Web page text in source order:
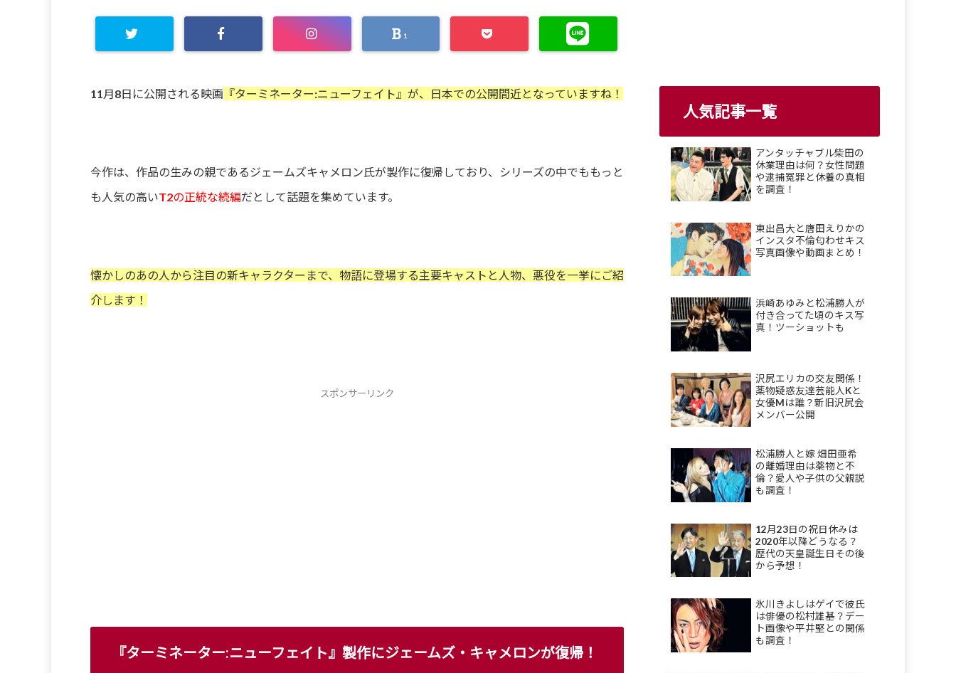
1
11月8日に公開される映画 『ターミネーター:ニューフェイト』が、日本での公開間近となっていますね！
今作は、作品の生みの親であるジェームズキャメロン氏が製作に復帰しており、シリーズの中でももっと
も人気の高いT2の正統な続編だとして話題を集めています。
懐かしのあの人から注目の新キャラクターまで、物語に登場する主要キャストと人物、悪役を一挙にご紹
介します！
スポンサーリンク
『ターミネーター:ニューフェイト』製作にジェームズ・キャメロンが復帰！
人気記事一覧
アンタッチャブル柴田の
休業理由は何？女性問題
や逮捕冤罪と休養の真相
を調査！
東出昌大と唐田えりかの
インスタ不倫匂わせキス
写真画像や動画まとめ！
浜崎あゆみと松浦勝人が
付き合ってた頃のキス写
真！ツーショットも
沢尻エリカの交友関係！
薬物疑惑友達芸能人Kと
女優Mは誰？新旧沢尻会
メンバー公開
松浦勝人と嫁 畑田亜希
の離婚理由は薬物と不
倫？愛人や子供の父親説
も調査！
12月23日の祝日休みは
2020年以降どうなる？
歴代の天皇誕生日その後
から予想！
氷川きよしはゲイで彼氏
は俳優の松村雄基？デー
ト画像や平井堅との関係
も調査！